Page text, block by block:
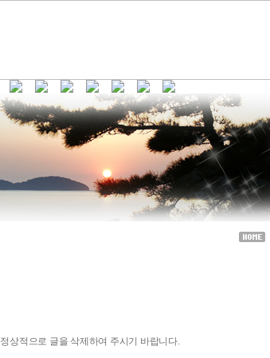
정상적으로 글을 삭제하여 주시기 바랍니다.